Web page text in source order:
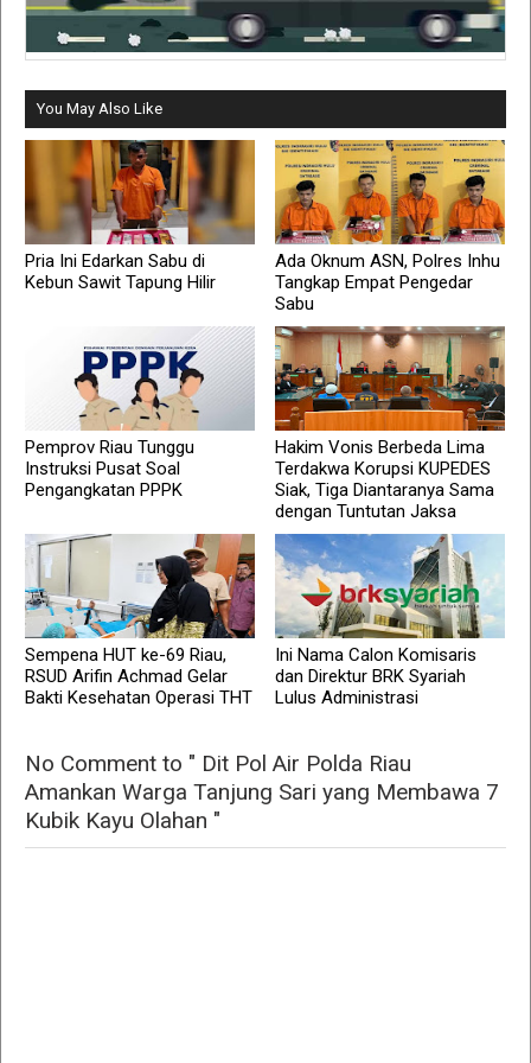
You May Also Like
Pria Ini Edarkan Sabu di
Kebun Sawit Tapung Hilir
Ada Oknum ASN, Polres Inhu
Tangkap Empat Pengedar
Sabu
Pemprov Riau Tunggu
Instruksi Pusat Soal
Pengangkatan PPPK
Hakim Vonis Berbeda Lima
Terdakwa Korupsi KUPEDES
Siak, Tiga Diantaranya Sama
dengan Tuntutan Jaksa
Sempena HUT ke-69 Riau,
RSUD Arifin Achmad Gelar
Bakti Kesehatan Operasi THT
Ini Nama Calon Komisaris
dan Direktur BRK Syariah
Lulus Administrasi
No Comment to " Dit Pol Air Polda Riau
Amankan Warga Tanjung Sari yang Membawa 7
Kubik Kayu Olahan "